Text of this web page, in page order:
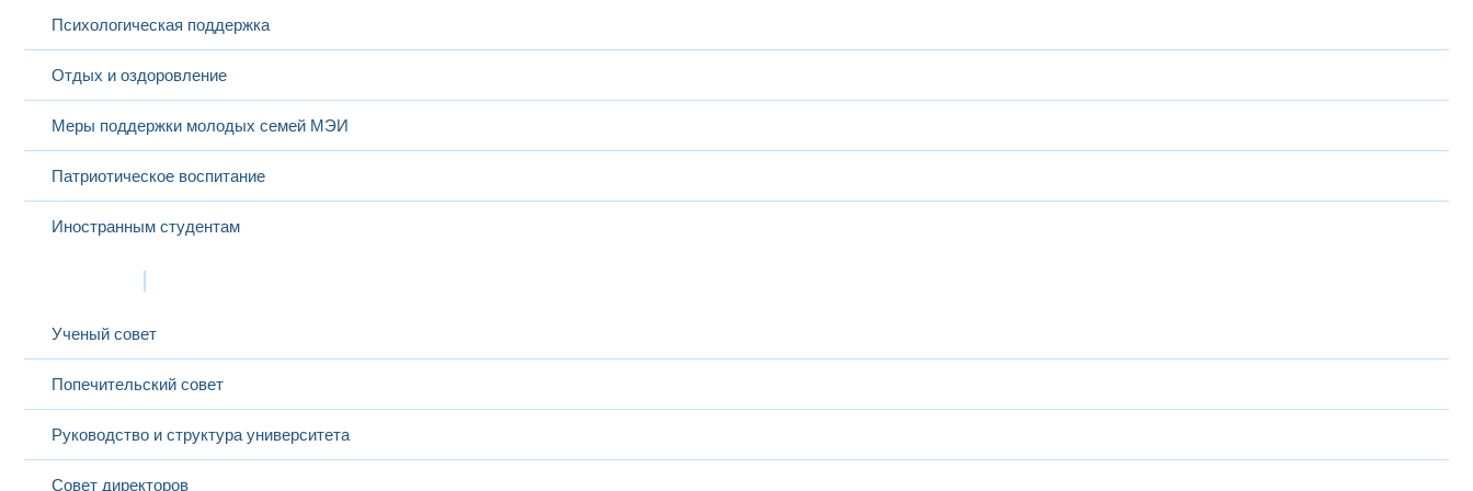
Психологическая поддержка
Отдых и оздоровление
Меры поддержки молодых семей МЭИ
Патриотическое воспитание
Иностранным студентам
Ученый совет
Попечительский совет
Руководство и структура университета
Совет директоров